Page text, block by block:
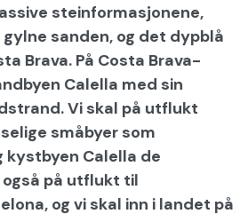
steinformasjonene,
sanden, og det dypblå
Brava. På Costa Brava-
Calella med sin
Vi skal på utflukt
småbyer som
kystbyen Calella de
også på utflukt til
og vi skal inn i landet på